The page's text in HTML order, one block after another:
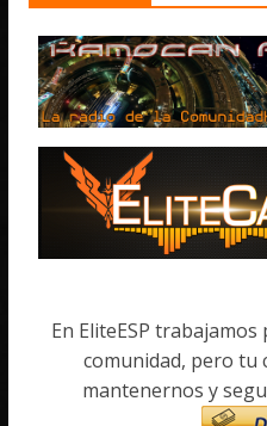
En EliteESP
comunidad, pero tu
mantenernos y